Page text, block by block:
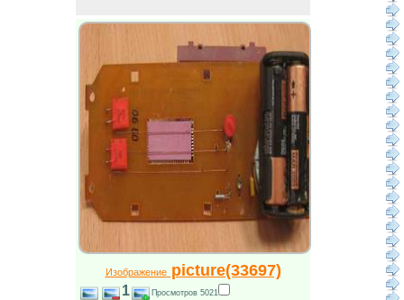
Изображениеpicture(33697)
1 Просмотров 5021